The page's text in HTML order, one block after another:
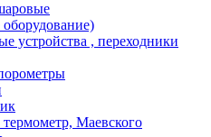
устройства , переходники
Маевского